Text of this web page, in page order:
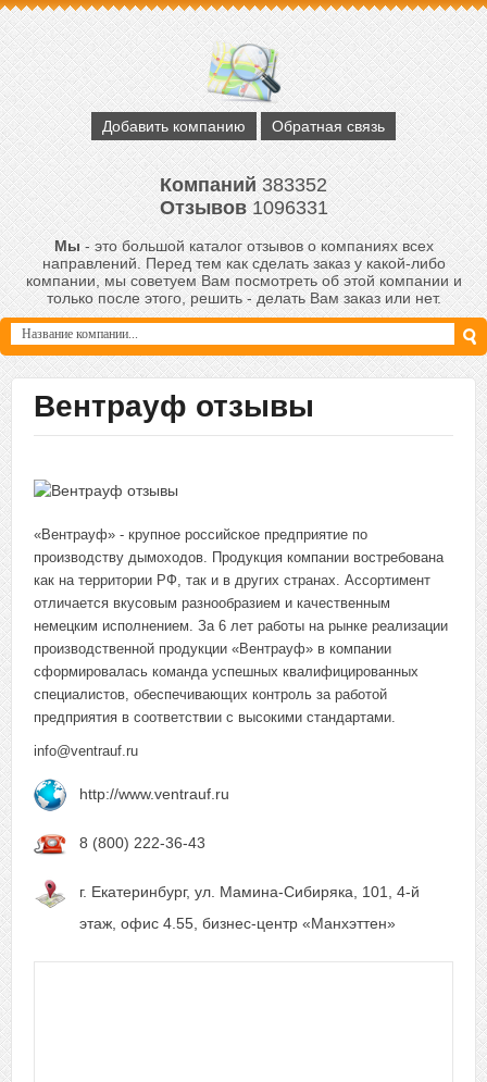
Добавить компанию Обратная связь
Компаний383352
Отзывов1096331
Мы- это большой каталог отзывов о компаниях всех
направлений. Перед тем как сделать заказ у какой-либо
компании, мы советуем Вам посмотреть об этой компании и
только после этого, решить - делать Вам заказ или нет.
Вентрауф отзывы
«Вентрауф» - крупное российское предприятие по
производству дымоходов. Продукция компании востребована
как на территории РФ, так и в других странах. Ассортимент
отличается вкусовым разнообразием и качественным
немецким исполнением. За 6 лет работы на рынке реализации
производственной продукции «Вентрауф» в компании
сформировалась команда успешных квалифицированных
специалистов, обеспечивающих контроль за работой
предприятия в соответствии с высокими стандартами.
info@ventrauf.ru
http://www.ventrauf.ru
8 (800) 222-36-43
г. Екатеринбург, ул. Мамина-Сибиряка, 101, 4-й
этаж, офис 4.55, бизнес-центр «Манхэттен»